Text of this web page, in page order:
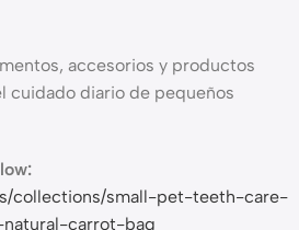
accesorios y productos
cuidado diario de pequeños
collections/small-pet-teeth-care-
carrot-bag